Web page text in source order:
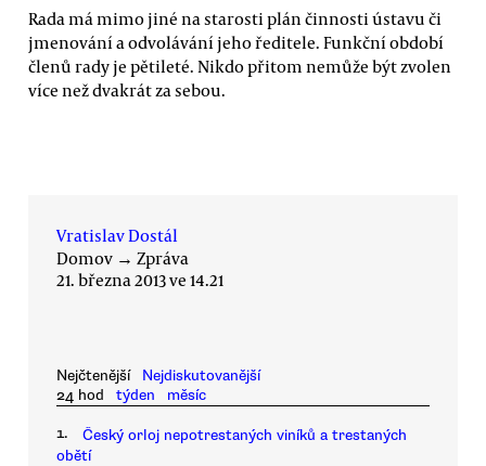
Rada má mimo jiné na starosti plán činnosti ústavu či
jmenování a odvolávání jeho ředitele. Funkční období
členů rady je pětileté. Nikdo přitom nemůže být zvolen
více než dvakrát za sebou.
Vratislav Dostál
Domov → Zpráva
21. března 2013 ve 14.21
Nejčtenější
Nejdiskutovanější
24 hod
týden měsíc
1.
Český orloj nepotrestaných viníků a trestaných
obětí